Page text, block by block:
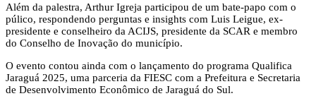
Além da palestra, Arthur Igreja participou de um bate-papo com o
púlico, respondendo perguntas e insights com Luis Leigue, ex-
presidente e conselheiro da ACIJS, presidente da SCAR e membro
do Conselho de Inovação do município.
O evento contou ainda com o lançamento do programa Qualifica
Jaraguá 2025, uma parceria da FIESC com a Prefeitura e Secretaria
de Desenvolvimento Econômico de Jaraguá do Sul.